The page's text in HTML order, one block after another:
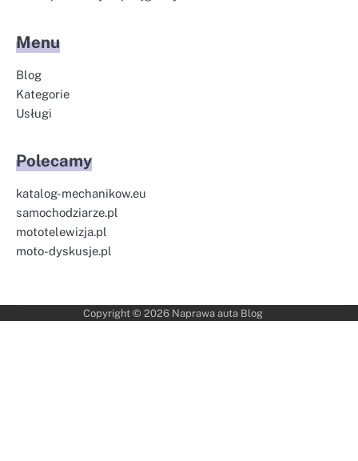
Menu
Blog
Kategorie
Usługi
Polecamy
katalog-mechanikow.eu
samochodziarze.pl
mototelewizja.pl
moto-dyskusje.pl
Copyright © 2026 Naprawa auta Blog